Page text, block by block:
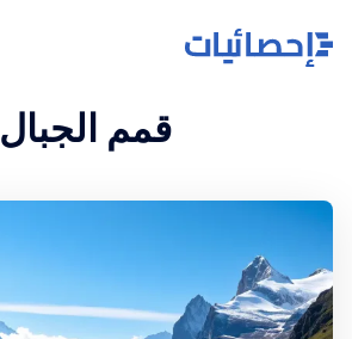
قمم الجبال